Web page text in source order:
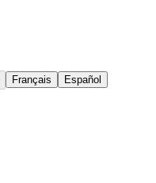
Français
Español